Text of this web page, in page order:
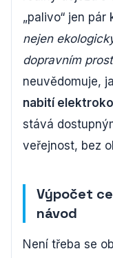
„palivo“ jen pár
nejen
dopravním
neuvědomuje,
nabití
stává
veřejnost, bez
Výpočet
návod
Není třeba se